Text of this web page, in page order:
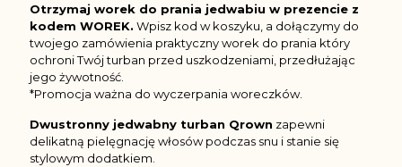
Otrzymaj worek do prania jedwabiu w prezencie z
kodem WOREK. Wpisz kod w koszyku, a dołączymy do
twojego zamówienia praktyczny worek do prania który
ochroni Twój turban przed uszkodzeniami, przedłużając
jego żywotność.
*Promocja ważna do wyczerpania woreczków.
Dwustronny jedwabny turban Qrown zapewni
delikatną pielęgnację włosów podczas snu i stanie się
stylowym dodatkiem.